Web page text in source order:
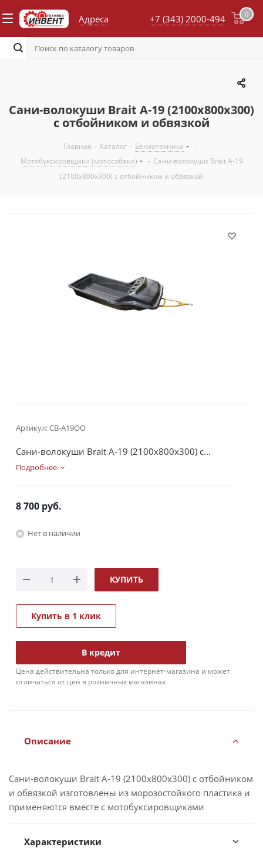
Адреса 0
+7 (343) 2000-494
Сани-волокуши Brait А-19 (2100х800х300)
с отбойником и обвязкой
Главная - Каталог - Бензотехника
-
Мотобуксировщики (мотособаки)
- Сани-волокуши Brait А-19
(2100х800х300) с отбойником и обвязкой
Артикул:СВ-А19ОО
Сани-волокуши Brait А-19 (2100х800х300) с...
Подробнее
8 700 руб.
Нет в наличии
КУПИТЬ
Купить в 1 клик
В кредит
Цена действительна только для интернет-магазина и может
отличаться от цен в розничных магазинах
Описание
Сани-волокуши Brait А-19 (2100х800х300) с отбойником
и обвязкой изготовлены из морозостойкого пластика и
применяются вместе с мотобуксировщиками
Характеристики